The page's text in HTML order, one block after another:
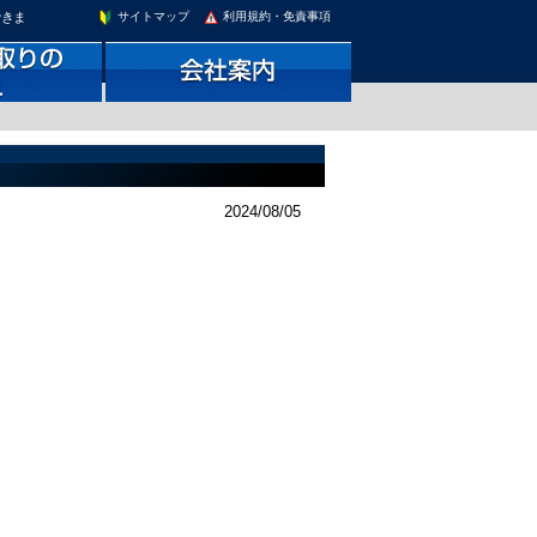
ま
利用規約・免責事項
サイトマップ
2024/08/05